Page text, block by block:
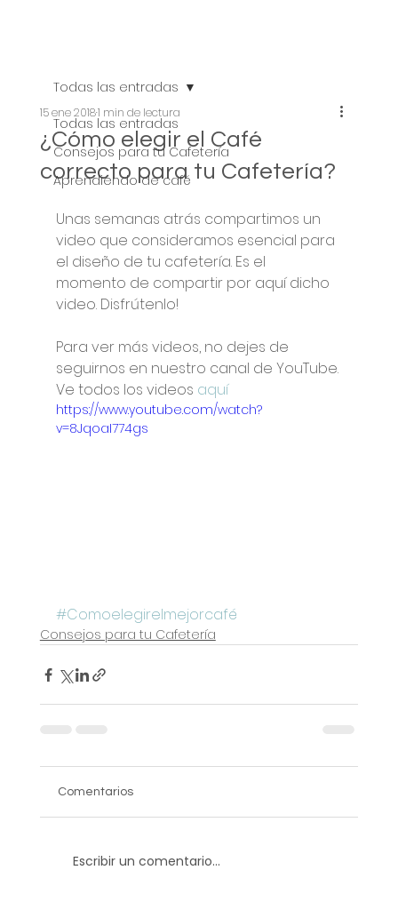
Todas las entradas
Consejos para tu Cafetería
Aprendiendo de café
Todas las entradas
¿Cómo elegir el Café
correcto para tu Cafetería?
15 ene 20181 min de lectura
Unas semanas atrás compartimos un
video que consideramos esencial para
el diseño de tu cafetería. Es el
momento de compartir por aquí dicho
video. Disfrútenlo!
Para ver más videos, no dejes de
seguirnos en nuestro canal de YouTube.
Ve todos los videos aquí
https://www.youtube.com/watch?
v=8JqoaI774gs
#Comoelegirelmejorcafé
Consejos para tu Cafetería
Comentarios
Escribir un comentario...